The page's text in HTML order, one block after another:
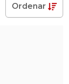
Ordenar